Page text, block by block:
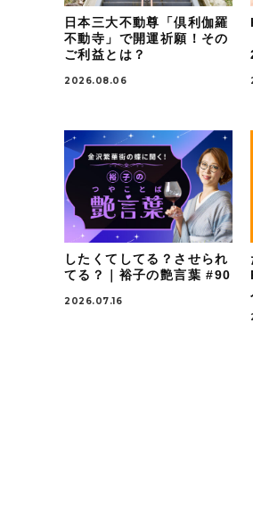
日本三大不動尊「倶利伽羅
不動寺」で開運祈願！その
ご利益とは？
2026.08.06
したくてしてる？させられ
てる？｜裕子の艶言葉 #90
2026.07.16